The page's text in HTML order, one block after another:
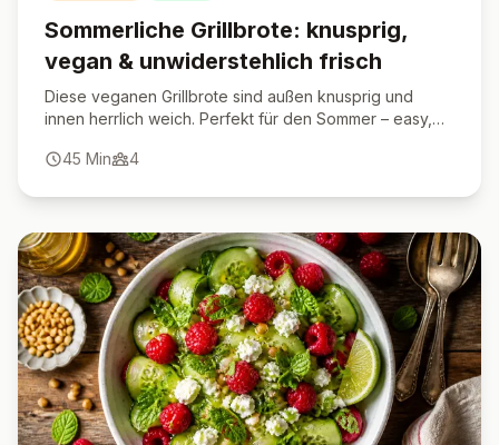
Sommerliche Grillbrote: knusprig,
vegan & unwiderstehlich frisch
Diese veganen Grillbrote sind außen knusprig und
innen herrlich weich. Perfekt für den Sommer – easy,
45 Min 4